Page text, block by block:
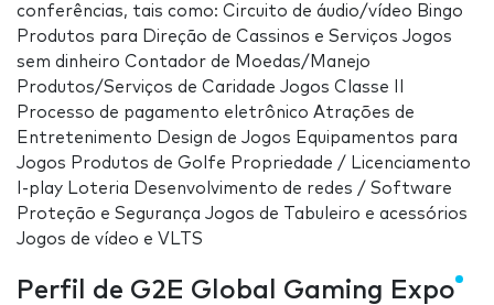
conferências, tais como: Circuito de áudio/vídeo Bingo
Produtos para Direção de Cassinos e Serviços Jogos
sem dinheiro Contador de Moedas/Manejo
Produtos/Serviços de Caridade Jogos Classe II
Processo de pagamento eletrônico Atrações de
Entretenimento Design de Jogos Equipamentos para
Jogos Produtos de Golfe Propriedade / Licenciamento
I-play Loteria Desenvolvimento de redes / Software
Proteção e Segurança Jogos de Tabuleiro e acessórios
Jogos de vídeo e VLTS
Perfil de G2E Global Gaming Expo